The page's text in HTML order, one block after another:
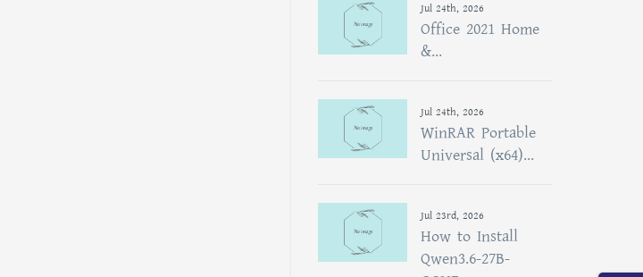
Jul 24th, 2026
Office 2021 Home
&...
Jul 24th, 2026
WinRAR Portable
Universal (x64)...
Jul 23rd, 2026
How to Install
Qwen3.6-27B-